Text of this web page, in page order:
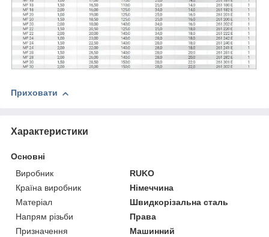
Приховати
Характеристики
Основні
Виробник
RUKO
Країна виробник
Німеччина
Матеріал
Швидкорізальна сталь
Напрям різьби
Права
Призначення
Машинний